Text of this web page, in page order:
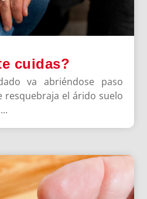
cuidas?
va abriéndose paso
resquebraja el árido suelo